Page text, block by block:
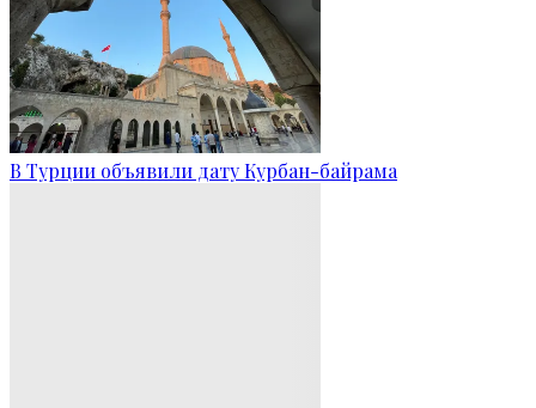
В Турции объявили дату Курбан-байрама